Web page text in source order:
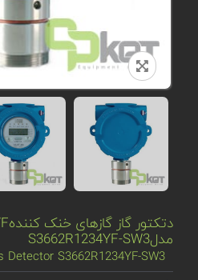
مدلS3662R1234YF-SW3
Detector S3662R1234YF-SW3